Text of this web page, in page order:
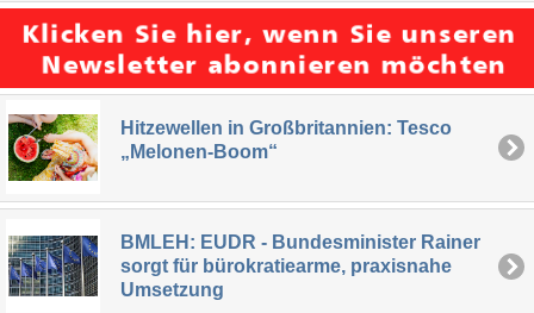
Hitzewellen in Großbritannien: Tesco
„Melonen-Boom“
BMLEH: EUDR - Bundesminister Rainer
sorgt für bürokratiearme, praxisnahe
Umsetzung